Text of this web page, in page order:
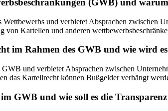
(GWB) und
und verbietet Absprachen zwischen
von Kartellen und anderen
im Rahmen des GWB und wie wird
und verbietet Absprachen zwischen
das Kartellrecht können Bußgelder verhängt
GWB und wie soll es die